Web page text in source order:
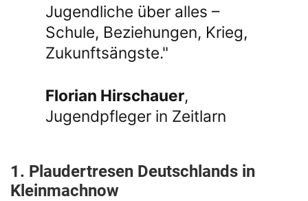
Jugendliche über alles –
Schule, Beziehungen, Krieg,
Zukunftsängste."
Florian Hirschauer,
Jugendpfleger in Zeitlarn
1. Plaudertresen Deutschlands in
Kleinmachnow